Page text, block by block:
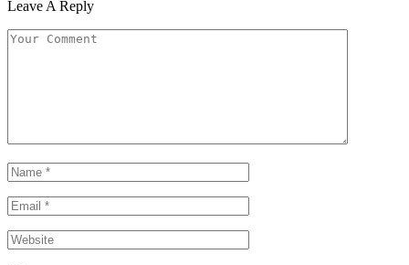
Leave A Reply